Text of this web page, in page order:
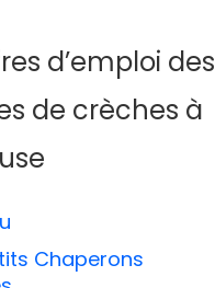
d’emploi des
de crèches à
Chaperons